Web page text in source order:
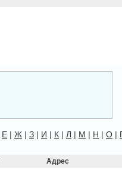
Е | Ж | З | И | К | Л | М | Н | О |
Адрес